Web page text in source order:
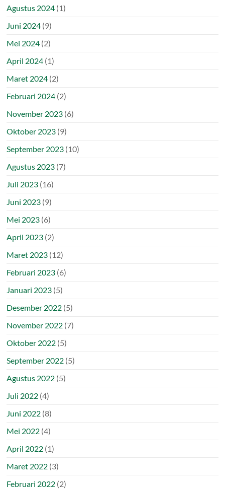
Agustus 2024 (1)
Juni 2024 (9)
Mei 2024 (2)
April 2024 (1)
Maret 2024 (2)
Februari 2024 (2)
November 2023 (6)
Oktober 2023 (9)
September 2023 (10)
Agustus 2023 (7)
Juli 2023 (16)
Juni 2023 (9)
Mei 2023 (6)
April 2023 (2)
Maret 2023 (12)
Februari 2023 (6)
Januari 2023 (5)
Desember 2022 (5)
November 2022 (7)
Oktober 2022 (5)
September 2022 (5)
Agustus 2022 (5)
Juli 2022 (4)
Juni 2022 (8)
Mei 2022 (4)
April 2022 (1)
Maret 2022 (3)
Februari 2022 (2)